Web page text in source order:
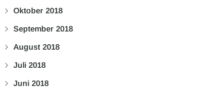
Oktober 2018
September 2018
August 2018
Juli 2018
Juni 2018